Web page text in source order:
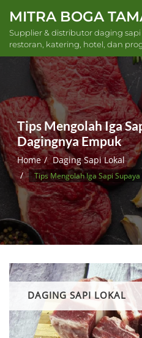
content
MITRA BOGA
Supplier & distributor daging
restoran, katering, hotel, dan
Tips Mengolah Iga
Dagingnya Empuk
Home Daging Sapi Lokal
Tips Mengolah Iga Sapi
DAGING SAPI LOKAL